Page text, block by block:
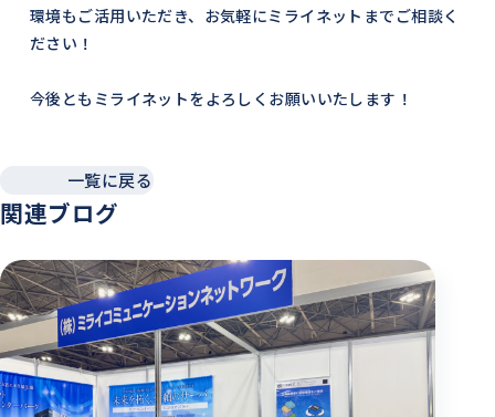
環境もご活用いただき、お気軽にミライネットまでご相談く
ださい！
今後ともミライネットをよろしくお願いいたします！
一覧に戻る
関連ブログ